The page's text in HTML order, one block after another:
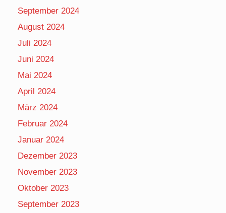
September 2024
August 2024
Juli 2024
Juni 2024
Mai 2024
April 2024
März 2024
Februar 2024
Januar 2024
Dezember 2023
November 2023
Oktober 2023
September 2023